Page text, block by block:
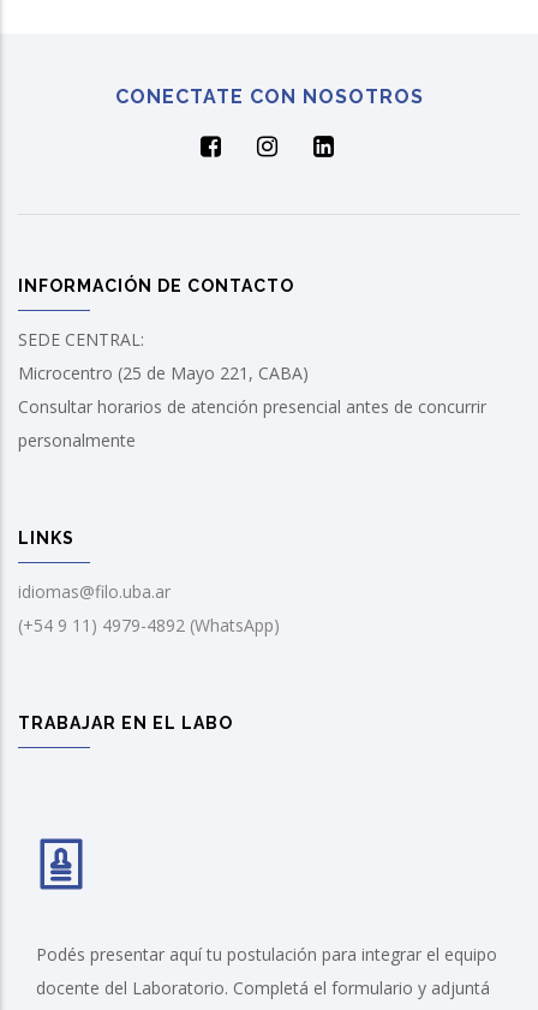
CONECTATE CON NOSOTROS
INFORMACIÓN DE CONTACTO
SEDE CENTRAL:
Microcentro (25 de Mayo 221, CABA)
Consultar horarios de atención presencial antes de concurrir
personalmente
LINKS
idiomas@filo.uba.ar
(+54 9 11) 4979-4892 (WhatsApp)
TRABAJAR EN EL LABO
Podés presentar aquí tu postulación para integrar el equipo
docente del Laboratorio. Completá el formulario y adjuntá